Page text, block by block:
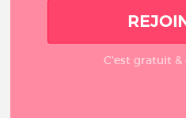
C'est gratuit